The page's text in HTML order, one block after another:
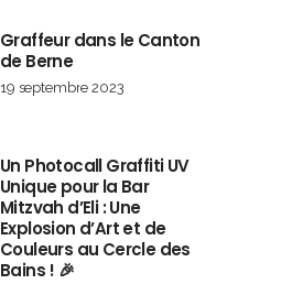
Graffeur dans le Canton
de Berne
19 septembre 2023
Un Photocall Graffiti UV
Unique pour la Bar
Mitzvah d’Eli : Une
Explosion d’Art et de
Couleurs au Cercle des
Bains ! 🎉